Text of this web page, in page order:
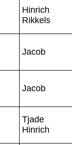
Hinrich
Rikkels
Jacob
Jacob
Tjade
Hinrich